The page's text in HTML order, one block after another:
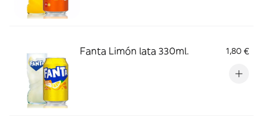
Fanta Limón lata 330ml. 1,80 €